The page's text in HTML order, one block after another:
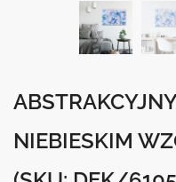
NIEBIESKIM